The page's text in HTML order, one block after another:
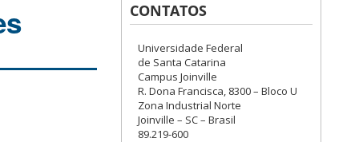
CONTATOS
Universidade Federal
de Santa Catarina
Campus Joinville
R. Dona Francisca, 8300 – Bloco U
Zona Industrial Norte
Joinville – SC – Brasil
89.219-600